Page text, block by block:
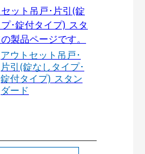
アウトセット吊戸･
片引(錠なしタイプ･
錠付タイプ) スタン
ダード